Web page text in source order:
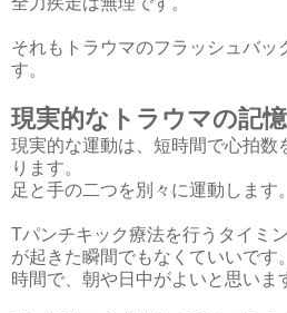
それもトラウマのフラッシュバッ
す。
現実的なトラウマの記
現実的な運動は、短時間で心拍数
ります。
足と手の二つを別々に運動します。
Tパンチキック療法を行うタイミ
が起きた瞬間でもなくていいです
時間で、朝や日中がよいと思い